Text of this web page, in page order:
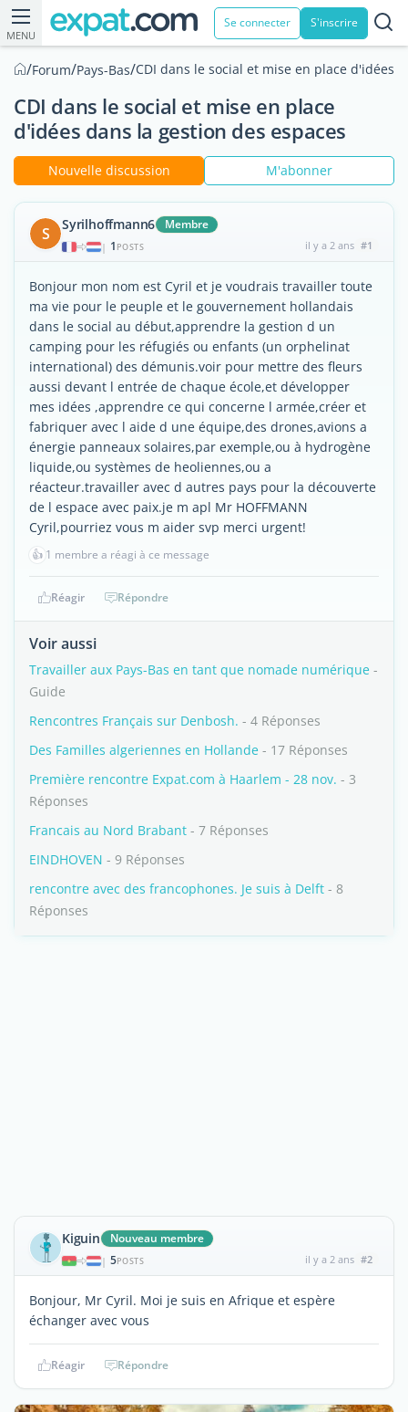
MENU
Se connecter S'inscrire
/Forum/Pays-Bas/CDI dans le social et mise en place d'idées
CDI dans le social et mise en place
d'idées dans la gestion des espaces
Nouvelle discussion M'abonner
S Syrilhoffmann6 Membre
| 1 POSTS il y a 2 ans #1
Bonjour mon nom est Cyril et je voudrais travailler toute
ma vie pour le peuple et le gouvernement hollandais
dans le social au début,apprendre la gestion d un
camping pour les réfugiés ou enfants (un orphelinat
international) des démunis.voir pour mettre des fleurs
aussi devant l entrée de chaque école,et développer
mes idées ,apprendre ce qui concerne l armée,créer et
fabriquer avec l aide d une équipe,des drones,avions a
énergie panneaux solaires,par exemple,ou à hydrogène
liquide,ou systèmes de heoliennes,ou a
réacteur.travailler avec d autres pays pour la découverte
de l espace avec paix.je m apl Mr HOFFMANN
Cyril,pourriez vous m aider svp merci urgent!
👍 1 membre a réagi à ce message
Réagir Répondre
Voir aussi
Travailler aux Pays-Bas en tant que nomade numérique -
Guide
Rencontres Français sur Denbosh. - 4 Réponses
Des Familles algeriennes en Hollande - 17 Réponses
Première rencontre Expat.com à Haarlem - 28 nov. - 3
Réponses
Francais au Nord Brabant - 7 Réponses
EINDHOVEN - 9 Réponses
rencontre avec des francophones. Je suis à Delft - 8
Réponses
Kiguin Nouveau membre
| 5POSTS il y a 2 ans #2
Bonjour, Mr Cyril. Moi je suis en Afrique et espère
échanger avec vous
Réagir Répondre